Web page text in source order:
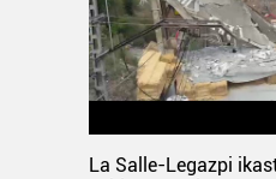
La Salle-Legazpi